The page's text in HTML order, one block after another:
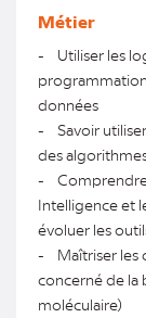
Métier
- Utiliser les
données
- Savoir
des
- Comprendre
Intelligence et
évoluer les
- Maîtriser les
concerné de
moléculaire)